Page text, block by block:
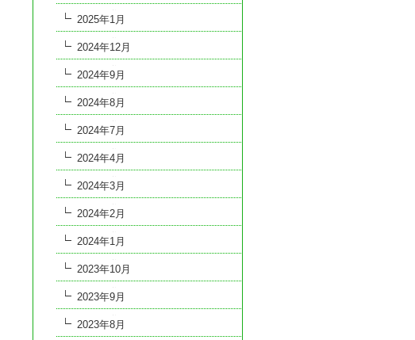
2025年1月
2024年12月
2024年9月
2024年8月
2024年7月
2024年4月
2024年3月
2024年2月
2024年1月
2023年10月
2023年9月
2023年8月